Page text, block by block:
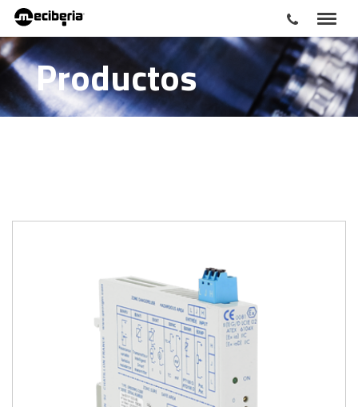
Productos